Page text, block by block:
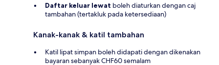
Daftar keluar lewat boleh diaturkan dengan caj
tambahan (tertakluk pada ketersediaan)
Kanak-kanak & katil tambahan
Katil lipat simpan boleh didapati dengan dikenakan
bayaran sebanyak CHF60 semalam